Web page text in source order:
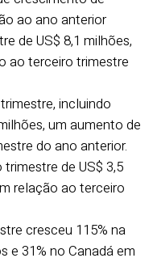
ao ano anterior
de US$ 8,1 milhões,
ao terceiro trimestre
incluindo
um aumento de
do ano anterior.
de US$ 3,5
relação ao terceiro
cresceu 115% na
e 31% no Canadá em